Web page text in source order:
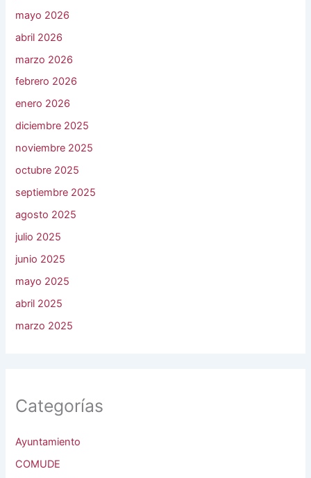
mayo 2026
abril 2026
marzo 2026
febrero 2026
enero 2026
diciembre 2025
noviembre 2025
octubre 2025
septiembre 2025
agosto 2025
julio 2025
junio 2025
mayo 2025
abril 2025
marzo 2025
Categorías
Ayuntamiento
COMUDE